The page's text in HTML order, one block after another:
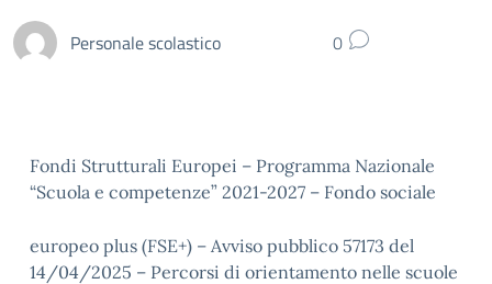
Personale scolastico 0
Fondi Strutturali Europei – Programma Nazionale
“Scuola e competenze” 2021-2027 – Fondo sociale
europeo plus (FSE+) – Avviso pubblico 57173 del
14/04/2025 – Percorsi di orientamento nelle scuole